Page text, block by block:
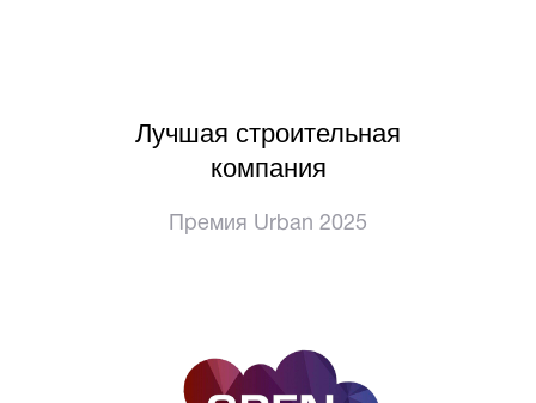
Лучшая строительная
компания
Премия Urban 2025